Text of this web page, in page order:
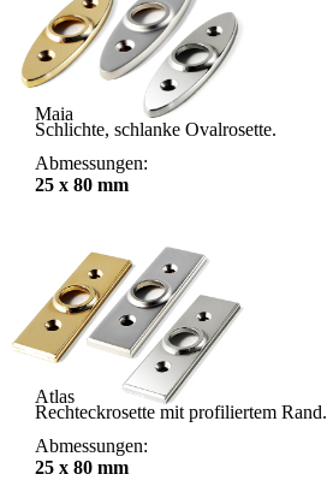
Maia
Schlichte, schlanke Ovalrosette.
Abmessungen:
25 x 80 mm
Atlas
Rechteckrosette mit profiliertem Rand.
Abmessungen:
25 x 80 mm